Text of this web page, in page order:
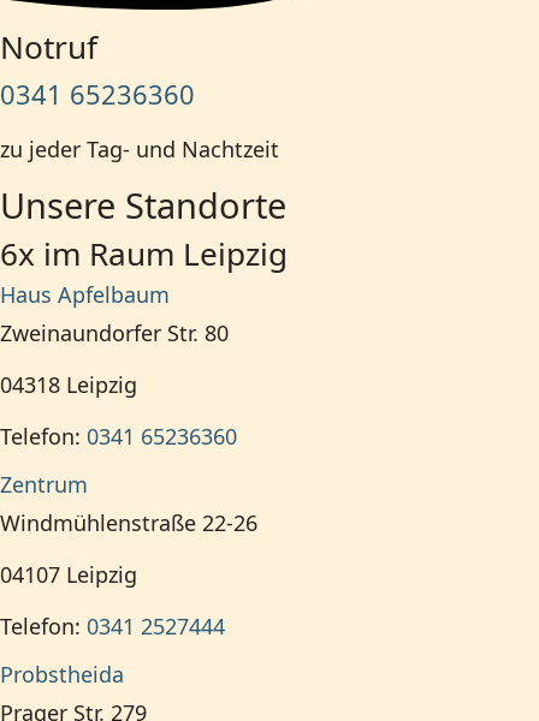
Notruf
0341 65236360
zu jeder Tag- und Nachtzeit
Unsere Standorte
6x im Raum Leipzig
Haus Apfelbaum
Zweinaundorfer Str. 80
04318 Leipzig
Telefon: 0341 65236360
Zentrum
Windmühlenstraße 22-26
04107 Leipzig
Telefon: 0341 2527444
Probstheida
Prager Str. 279